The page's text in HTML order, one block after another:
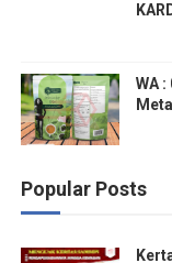
WA
Popular Posts